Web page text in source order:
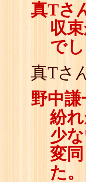
真Tさ
収
で
真Tさ
野中謙
紛
少
変
た。